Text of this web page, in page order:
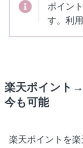
ポイン
す。利
楽天ポイント
今も可能
楽天ポイントを